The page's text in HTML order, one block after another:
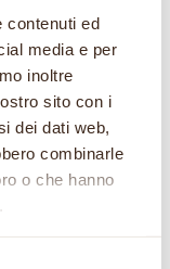
contenuti ed
media e per
inoltre
sito con i
dei dati web,
combinarle
o che hanno
Tavola –